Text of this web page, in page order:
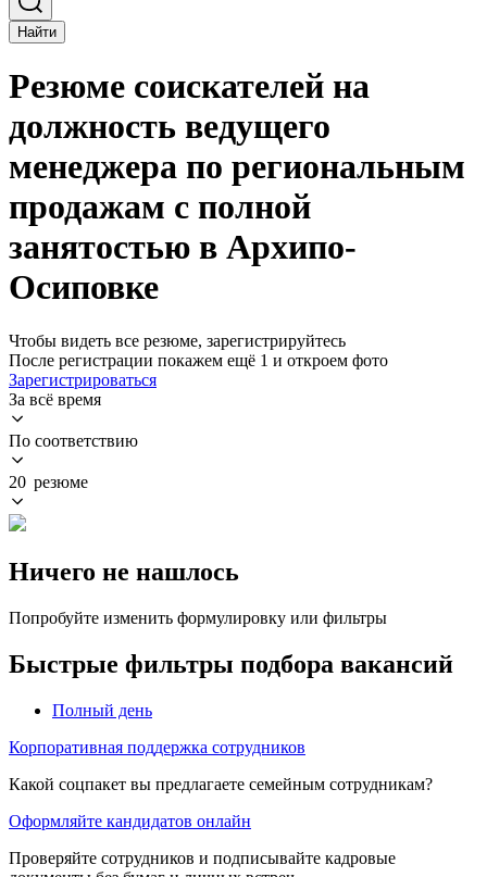
Найти
Резюме соискателей на
должность ведущего
менеджера по региональным
продажам с полной
занятостью в Архипо-
Осиповке
Чтобы видеть все резюме, зарегистрируйтесь
После регистрации покажем ещё 1 и откроем фото
Зарегистрироваться
За всё время
По соответствию
20 резюме
Ничего не нашлось
Попробуйте изменить формулировку или фильтры
Быстрые фильтры подбора вакансий
Полный день
Корпоративная поддержка сотрудников
Какой соцпакет вы предлагаете семейным сотрудникам?
Оформляйте кандидатов онлайн
Проверяйте сотрудников и подписывайте кадровые